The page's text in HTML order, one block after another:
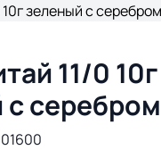
11/0 10г
серебром